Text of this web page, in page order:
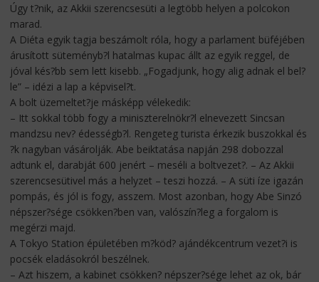
Úgy t?nik, az Akkii szerencsesüti a legtöbb helyen a polcokon
marad.
A Diéta egyik tagja beszámolt róla, hogy a parlament büféjében
árusított süteményb?l hatalmas kupac állt az egyik reggel, de
jóval kés?bb sem lett kisebb. „Fogadjunk, hogy alig adnak el bel?
le” – idézi a lap a képvisel?t.
A bolt üzemeltet?je másképp vélekedik:
– Itt sokkal több fogy a miniszterelnökr?l elnevezett Sincsan
mandzsu nev? édességb?l. Rengeteg turista érkezik buszokkal és
?k nagyban vásárolják. Abe beiktatása napján 298 dobozzal
adtunk el, darabját 600 jenért – meséli a boltvezet?. – Az Akkii
szerencsesütivel más a helyzet – teszi hozzá. – A süti íze igazán
pompás, és jól is fogy, asszem. Most azonban, hogy Abe Sinzó
népszer?sége csökken?ben van, valószín?leg a forgalom is
megérzi majd.
A Tokyo Station épületében m?köd? ajándékcentrum vezet?i is
pocsék eladásokról beszélnek.
– Azt hiszem, a kabinet csökken? népszer?sége lehet az ok, bár